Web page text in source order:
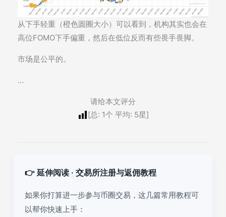
从下手轻重（橙色圆圈大小）可以看到，机构其实也会在
高位FOMO下手偏重，然后在低位反而有些畏手畏脚。
市场是公平的。
…
请给本文评分
[总: 1个 平均: 5星]
👉 延伸阅读 · 交易所注册与返佣教程
如果你打算进一步参与币圈交易，这几篇常用教程可
以帮你快速上手：